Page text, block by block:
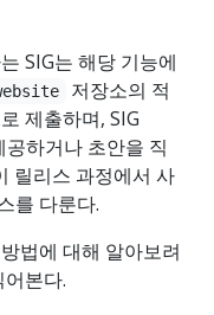
SIG는 해당 기능에
저장소의 적
제출하며, SIG
하거나 초안을 직
릴리스 과정에서 사
를 다룬다.
법에 대해 알아보려
어본다.